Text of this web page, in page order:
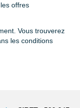
offres
Vous trouverez
les conditions